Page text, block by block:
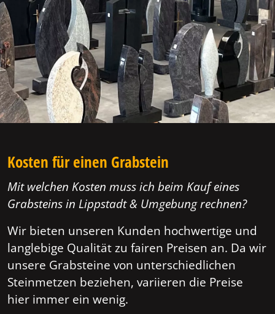
Kosten für einen Grabstein
Mit welchen Kosten muss ich beim Kauf eines
Grabsteins in Lippstadt & Umgebung rechnen?
Wir bieten unseren Kunden hochwertige und
langlebige Qualität zu fairen Preisen an. Da wir
unsere Grabsteine von unterschiedlichen
Steinmetzen beziehen, variieren die Preise
hier immer ein wenig.